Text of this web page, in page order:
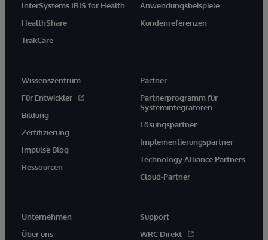
InterSystems IRIS for Health
HealthShare
TrakCare
Anwendungsbeispiele
Kundenreferenzen
Wissenszentrum
Für Entwickler
Bildung
Zertifizierung
Impulse Blog
Ressourcen
Partner
Partnerprogramm für
Systemintegratoren
Lösungspartner
Implementierungspartner
Technology Alliance Partners
Cloud-Partner
Unternehmen
Über uns
Support
WRC Direkt